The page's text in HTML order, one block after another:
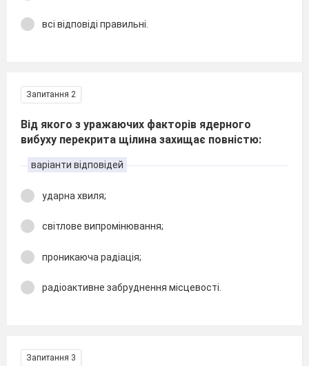
всі відповіді правильні.
Запитання 2
Від якого з уражаючих факторів ядерного
вибуху перекрита щілина захищає повністю:
варіанти відповідей
ударна хвиля;
світлове випромінювання;
проникаюча радіація;
радіоактивне забруднення місцевості.
Запитання 3